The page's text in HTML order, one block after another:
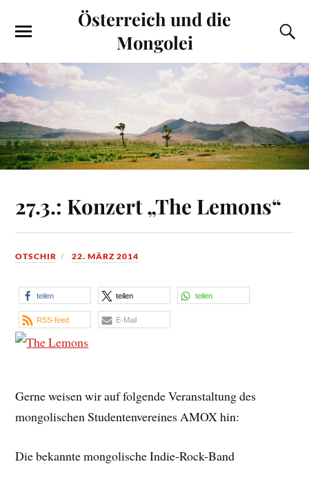
Österreich und die
Mongolei
27.3.: Konzert „The Lemons“
OTSCHIR 22. MÄRZ 2014
teilen teilen teilen
RSS-feed E-Mail
Gerne weisen wir auf folgende Veranstaltung des
mongolischen Studentenvereines AMOX hin:
Die bekannte mongolische Indie-Rock-Band